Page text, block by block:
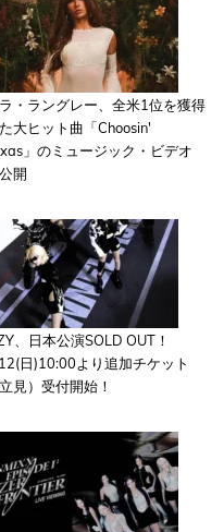
・ラングレー、全米1位を獲得
大ヒット曲「Choosin'
」のミュージック・ビデオ
開
、日本公演SOLD OUT！
日)10:00より追加チケット
立見）受付開始！